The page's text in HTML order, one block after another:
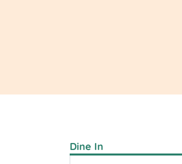
hingga 30 Juni 2025):
Dine In